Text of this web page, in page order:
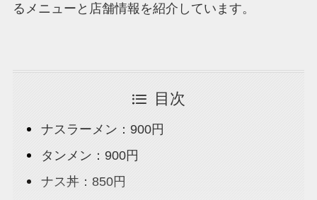
るメニューと店舗情報を紹介しています。
目次
ナスラーメン：900円
タンメン：900円
ナス丼：850円